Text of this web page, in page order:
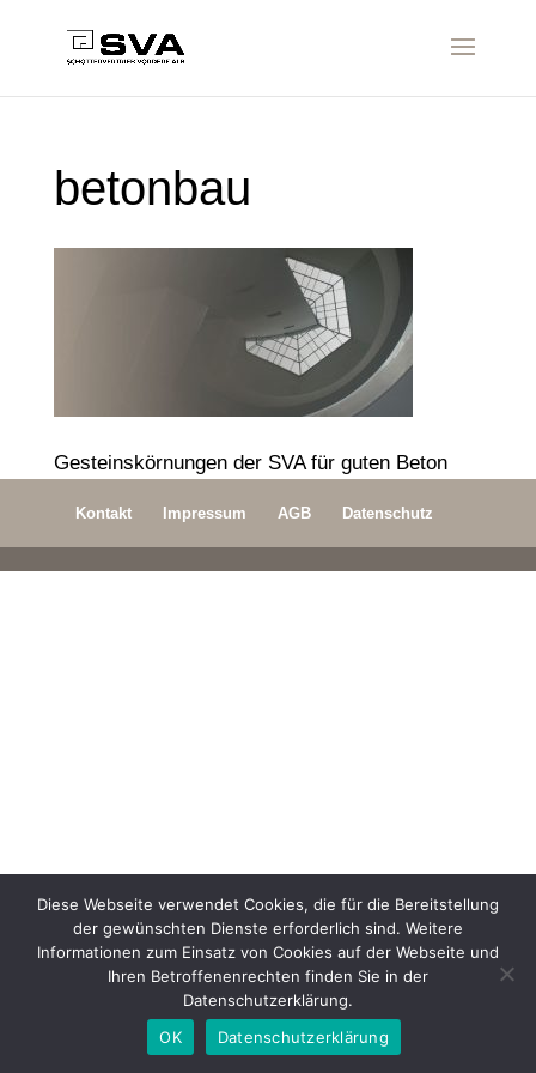
betonbau
Gesteinskörnungen der SVA für guten Beton
Kontakt Impressum AGB Datenschutz
Diese Webseite verwendet Cookies, die für die Bereitstellung
der gewünschten Dienste erforderlich sind. Weitere
Informationen zum Einsatz von Cookies auf der Webseite und
Ihren Betroffenenrechten finden Sie in der
Datenschutzerklärung.
OK
Datenschutzerklärung